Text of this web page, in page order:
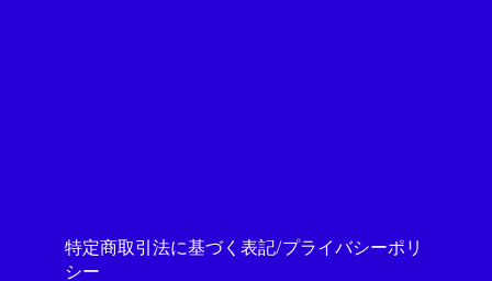
特定商取引法に基づく表記/プライバシーポリ
シー